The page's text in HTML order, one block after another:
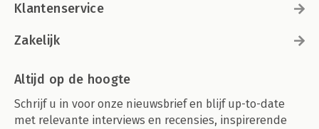
Klantenservice
Zakelijk
Altijd op de hoogte
Schrijf u in voor onze nieuwsbrief en blijf up-to-date
met relevante interviews en recensies, inspirerende